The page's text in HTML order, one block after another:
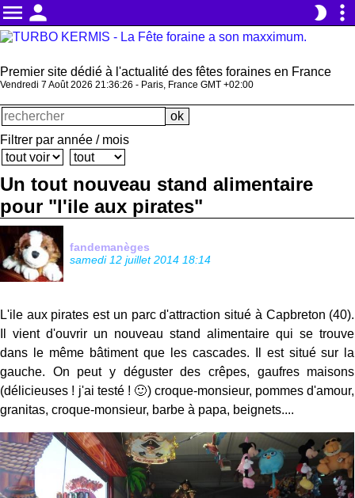
menu person brightness_2 more_vert
Premier site dédié à l'actualité des fêtes foraines en France
Vendredi 7 Août 2026 21:36:26 - Paris, France GMT +02:00
Filtrer par année / mois
Un tout nouveau stand alimentaire
pour "l'ile aux pirates"
fandemanèges
samedi 12 juillet 2014 18:14
L'ile aux pirates est un parc d'attraction situé à Capbreton (40).
Il vient d'ouvrir un nouveau stand alimentaire qui se trouve
dans le même bâtiment que les cascades. Il est situé sur la
gauche. On peut y déguster des crêpes, gaufres maisons
(délicieuses ! j'ai testé ! 🙂) croque-monsieur, pommes d'amour,
granitas, croque-monsieur, barbe à papa, beignets....